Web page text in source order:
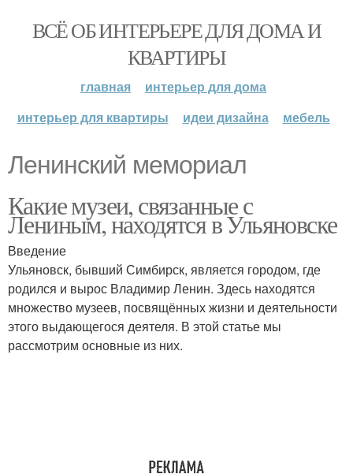
ВСЁ ОБ ИНТЕРЬЕРЕ ДЛЯ ДОМА И
КВАРТИРЫ
главная
интерьер для дома
интерьер для квартиры
идеи дизайна мебель
Ленинский мемориал
Какие музеи, связанные с
Лениным, находятся в Ульяновске
Введение
Ульяновск, бывший Симбирск, является городом, где
родился и вырос Владимир Ленин. Здесь находятся
множество музеев, посвящённых жизни и деятельности
этого выдающегося деятеля. В этой статье мы
рассмотрим основные из них.